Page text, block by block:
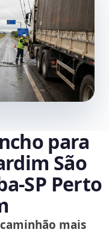
para
São
Perto
mais